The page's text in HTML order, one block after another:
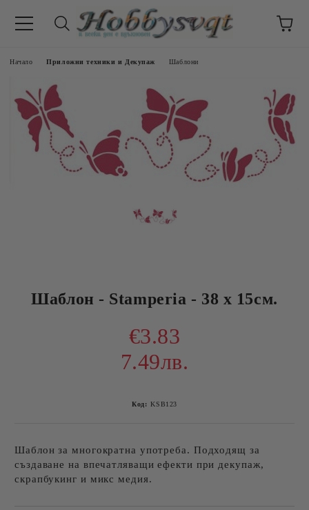
Начало Приложни техники и Декупаж Шаблони
Шаблон - Stamperia - 38 х 15см.
€3.83
7.49лв.
Код: KSB123
Шаблон за многократна употреба. Подходящ за
създаване на впечатляващи ефекти при декупаж,
скрапбукинг и микс медия.